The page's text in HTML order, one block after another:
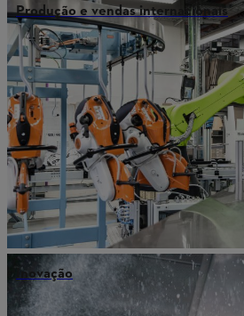
Produção e vendas internacionais
Inovação